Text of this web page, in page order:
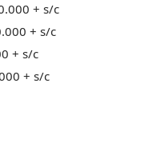
+ s/c
+ s/c
+ s/c
+ s/c